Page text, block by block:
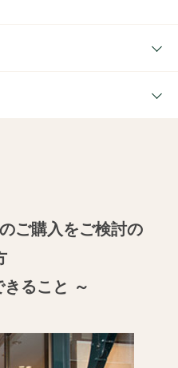
ご購入をご検討の
きること ～